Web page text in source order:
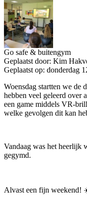
Go safe & buitengym
Geplaatst door: Kim
Geplaatst op: donderdag
Woensdag startten we de
hebben veel geleerd over
een game middels VR-
welke gevolgen dit kan
Vandaag was het heerlijk
gegymd.
Alvast een fijn weekend!